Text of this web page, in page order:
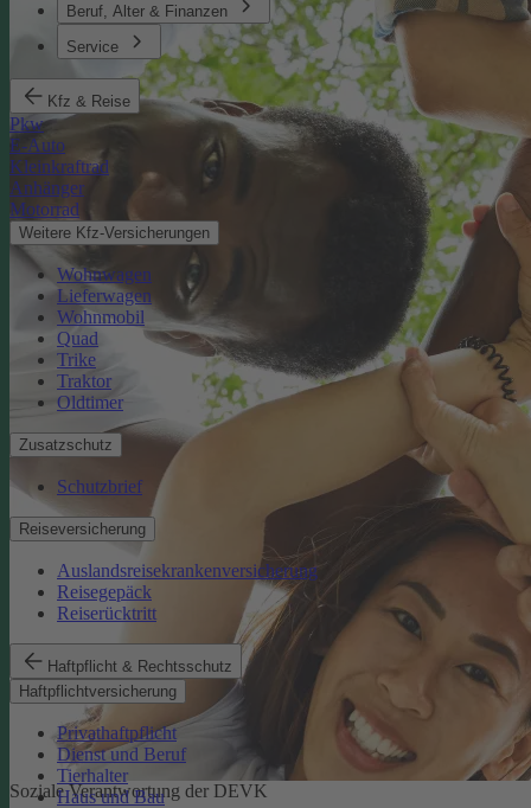
Beruf, Alter & Finanzen
Service
Kfz & Reise
Pkw
E-Auto
Kleinkraftrad
Anhänger
Motorrad
Weitere Kfz-Versicherungen
Wohnwagen
Lieferwagen
Wohnmobil
Quad
Trike
Traktor
Oldtimer
Zusatzschutz
Schutzbrief
Reiseversicherung
Auslandsreisekrankenversicherung
Reisegepäck
Reiserücktritt
Haftpflicht & Rechtsschutz
Haftpflichtversicherung
Privathaftpflicht
Dienst und Beruf
Tierhalter
Haus und Bau
Soziale Verantwortung der DEVK